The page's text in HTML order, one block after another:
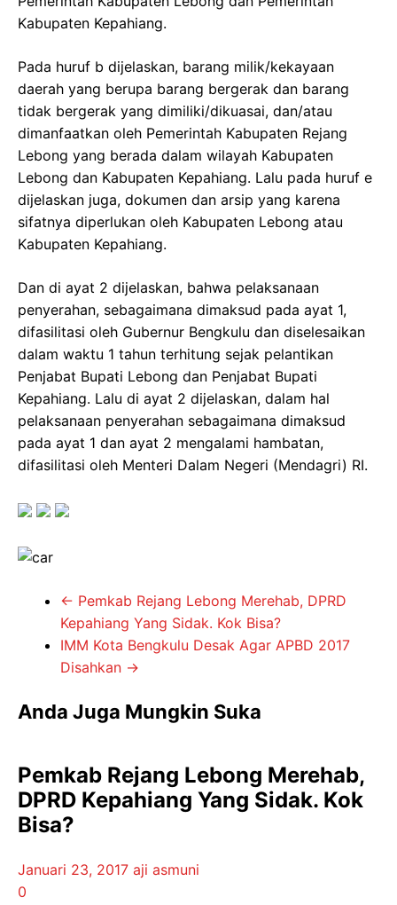
Kabupaten Kepahiang.
Pada huruf b dijelaskan, barang milik/kekayaan
daerah yang berupa barang bergerak dan barang
tidak bergerak yang dimiliki/dikuasai, dan/atau
dimanfaatkan oleh Pemerintah Kabupaten Rejang
Lebong yang berada dalam wilayah Kabupaten
Lebong dan Kabupaten Kepahiang. Lalu pada huruf e
dijelaskan juga, dokumen dan arsip yang karena
sifatnya diperlukan oleh Kabupaten Lebong atau
Kabupaten Kepahiang.
Dan di ayat 2 dijelaskan, bahwa pelaksanaan
penyerahan, sebagaimana dimaksud pada ayat 1,
difasilitasi oleh Gubernur Bengkulu dan diselesaikan
dalam waktu 1 tahun terhitung sejak pelantikan
Penjabat Bupati Lebong dan Penjabat Bupati
Kepahiang. Lalu di ayat 2 dijelaskan, dalam hal
pelaksanaan penyerahan sebagaimana dimaksud
pada ayat 1 dan ayat 2 mengalami hambatan,
difasilitasi oleh Menteri Dalam Negeri (Mendagri) RI.
← Pemkab Rejang Lebong Merehab, DPRD
Kepahiang Yang Sidak. Kok Bisa?
IMM Kota Bengkulu Desak Agar APBD 2017
Disahkan →
Anda Juga Mungkin Suka
Pemkab Rejang Lebong Merehab,
DPRD Kepahiang Yang Sidak. Kok
Bisa?
Januari 23, 2017 aji asmuni
0